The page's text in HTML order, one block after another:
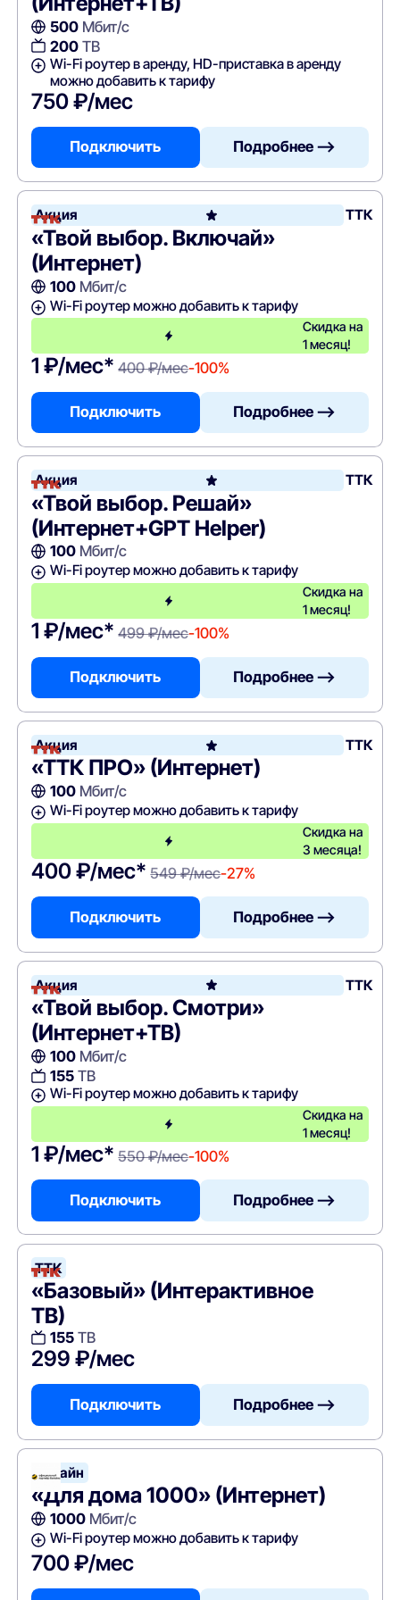
500Мбит/с
200ТВ
Wi-Fi роутер в аренду, HD-приставка в аренду
можно добавить к тарифу
750 ₽/мес
Подключить Подробнее —>
Акция ТТК
«Твой выбор. Включай»
(Интернет)
100Мбит/с
Wi-Fi роутер можно добавить к тарифу
Скидка на
1 месяц!
1 ₽/мес* 400 ₽/мес-100%
Подключить Подробнее —>
Акция ТТК
«Твой выбор. Решай»
(Интернет+GPT Helper)
100Мбит/с
Wi-Fi роутер можно добавить к тарифу
Скидка на
1 месяц!
1 ₽/мес* 499 ₽/мес-100%
Подключить Подробнее —>
Акция ТТК
«ТТК ПРО» (Интернет)
100Мбит/с
Wi-Fi роутер можно добавить к тарифу
Скидка на
3 месяца!
400 ₽/мес* 549 ₽/мес-27%
Подключить Подробнее —>
Акция ТТК
«Твой выбор. Смотри»
(Интернет+ТВ)
100Мбит/с
155ТВ
Wi-Fi роутер можно добавить к тарифу
Скидка на
1 месяц!
1 ₽/мес* 550 ₽/мес-100%
Подключить Подробнее —>
ТТК
«Базовый» (Интерактивное
ТВ)
155ТВ
299 ₽/мес
Подключить Подробнее —>
Билайн
«Для дома 1000» (Интернет)
1000Мбит/с
Wi-Fi роутер можно добавить к тарифу
700 ₽/мес